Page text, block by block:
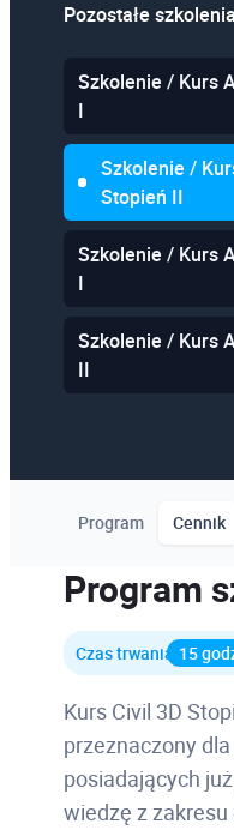
Pozostałe
Szkolenie / Kurs
I
Szkolenie /
Stopień II
Szkolenie / Kurs
I
Szkolenie / Kurs
II
Program Cennik
Program
Czas trwania 15
Kurs Civil 3D
przeznaczony
posiadających
wiedzę z zakresu